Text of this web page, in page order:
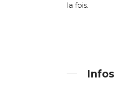
la fois.